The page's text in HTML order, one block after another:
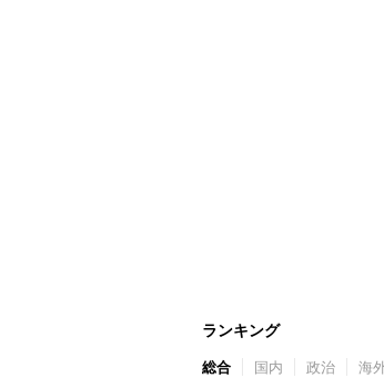
ランキング
総合 国内 政治 海